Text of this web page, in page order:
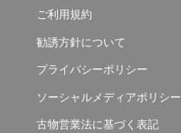
ご利用規約
勧誘方針について
プライバシーポリシー
ソーシャルメディアポリシー
古物営業法に基づく表記